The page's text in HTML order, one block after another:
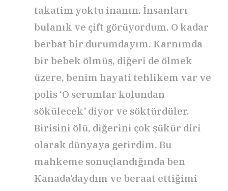
takatim yoktu inanın. İnsanları
bulanık ve çift görüyordum. O kadar
berbat bir durumdayım. Karnımda
bir bebek ölmüş, diğeri de ölmek
üzere, benim hayati tehlikem var ve
polis ‘O serumlar kolundan
sökülecek’ diyor ve söktürdüler.
Birisini ölü, diğerini çok şükür diri
olarak dünyaya getirdim. Bu
mahkeme sonuçlandığında ben
Kanada’daydım ve beraat ettiğimi